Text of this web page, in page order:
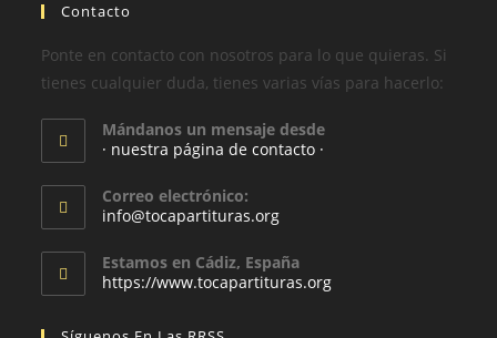
Contacto
Ponte en contacto con nosotros para lo que quieras. Si
tienes cualquier duda, tienes varias vías para hacerlo:
Mándanos un mensaje desde
· nuestra página de contacto ·
Correo electrónico:
info@tocapartituras.org
Estamos en Cádiz, España
https://www.tocapartituras.org